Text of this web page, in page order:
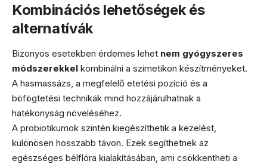
Kombinációs lehetőségek és
alternatívák
Bizonyos esetekben érdemes lehet nem gyógyszeres
módszerekkel kombinálni a szimetikon készítményeket.
A hasmassázs, a megfelelő etetési pozíció és a
böfögtetési technikák mind hozzájárulhatnak a
hatékonyság növeléséhez.
A probiotikumok szintén kiegészíthetik a kezelést,
különösen hosszabb távon. Ezek segíthetnek az
egészséges bélflóra kialakításában, ami csökkentheti a